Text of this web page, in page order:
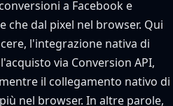
a Facebook e
che dal pixel nel browser. Qui
l'integrazione nativa di
via Conversion API,
il collegamento nativo di
nel browser. In altre parole,